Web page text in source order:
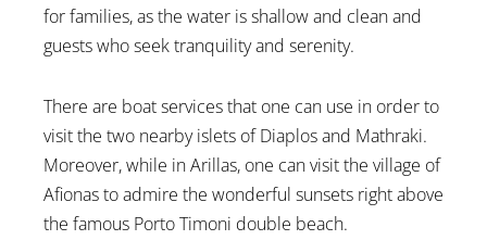
for families, as the water is shallow and clean and
guests who seek tranquility and serenity.
There are boat services that one can use in order to
visit the two nearby islets of Diaplos and Mathraki.
Moreover, while in Arillas, one can visit the village of
Afionas to admire the wonderful sunsets right above
the famous Porto Timoni double beach.